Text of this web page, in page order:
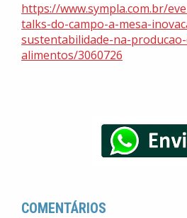
https://www.sympla.com.br/
talks-do-campo-a-mesa-
sustentabilidade-na-producao-
alimentos/3060726
COMENTÁRIOS